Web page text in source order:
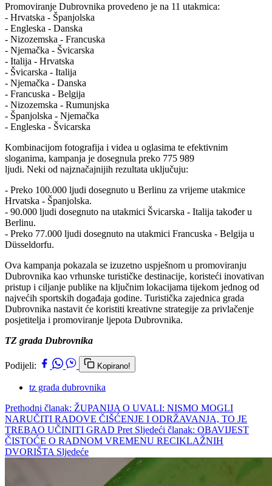
Promoviranje Dubrovnika provedeno je na 11 utakmica:
- Hrvatska - Španjolska
- Engleska - Danska
- Nizozemska - Francuska
- Njemačka - Švicarska
- Italija - Hrvatska
- Švicarska - Italija
- Njemačka - Danska
- Francuska - Belgija
- Nizozemska - Rumunjska
- Španjolska - Njemačka
- Engleska - Švicarska
Kombinacijom fotografija i videa u oglasima te efektivnim
sloganima, kampanja je dosegnula preko 775 989
ljudi. Neki od najznačajnijih rezultata uključuju:
- Preko 100.000 ljudi dosegnuto u Berlinu za vrijeme utakmice
Hrvatska - Španjolska.
- 90.000 ljudi dosegnuto na utakmici Švicarska - Italija također u
Berlinu.
- Preko 77.000 ljudi dosegnuto na utakmici Francuska - Belgija u
Düsseldorfu.
Ova kampanja pokazala se izuzetno uspješnom u promoviranju
Dubrovnika kao vrhunske turističke destinacije, koristeći inovativan
pristup i ciljanje publike na ključnim lokacijama tijekom jednog od
najvećih sportskih događaja godine. Turistička zajednica grada
Dubrovnika nastavit će koristiti kreativne strategije za privlačenje
posjetitelja i promoviranje ljepota Dubrovnika.
TZ grada Dubrovnika
Podijeli: Kopirano!
tz grada dubrovnika
Prethodni članak: ŽUPANIJA O UVALI: NISMO MOGLI
NARUČITI RADOVE ČIŠĆENJE I ODRŽAVANJA, TO JE
TREBAO UČINITI GRAD Pret Sljedeći članak: OBAVIJEST
ČISTOĆE O RADNOM VREMENU RECIKLAŽNIH
DVORIŠTA Sljedeće